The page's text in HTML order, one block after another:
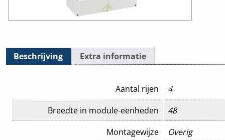
Beschrijving Extra informatie
Aantal rijen
4
Breedte in module-eenheden
48
Montagewijze
Overig